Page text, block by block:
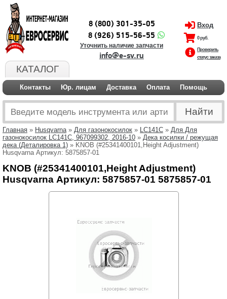
КАТАЛОГ
8 (800) 301-35-05
8 (926) 515-56-55
Уточнить наличие запчасти
info@e-sv.ru
Вход
0 руб.
Проверить
статус заказа
Контакты Юр. лицам Доставка Оплата Помощь
Главная » Husqvarna» Для газонокосилок » LC141C » Для Для
газонокосилок LC141C, 967099302, 2016-10 » Дека косилки / режущая
дека (Деталировка 1) » KNOB (#25341400101,Height Adjustment)
Husqvarna Артикул: 5875857-01
KNOB (#25341400101,Height Adjustment)
Husqvarna Артикул: 5875857-01 5875857-01